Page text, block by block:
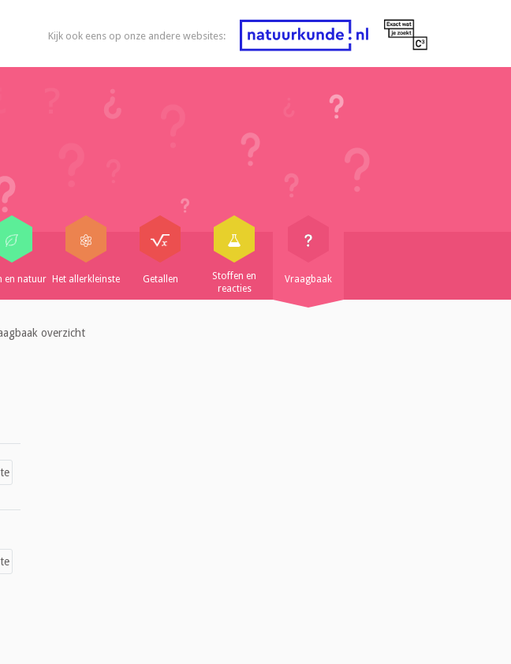
Kijk ook eens op onze andere websites:
en natuur Het allerkleinste Getallen
Stoffen en
reacties
Vraagbaak
overzicht